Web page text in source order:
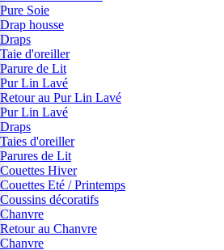
Pure Soie
Drap housse
Draps
Taie d'oreiller
Parure de Lit
Pur Lin Lavé
Retour au Pur Lin Lavé
Pur Lin Lavé
Draps
Taies d'oreiller
Parures de Lit
Couettes Hiver
Couettes Eté / Printemps
Coussins décoratifs
Chanvre
Retour au Chanvre
Chanvre